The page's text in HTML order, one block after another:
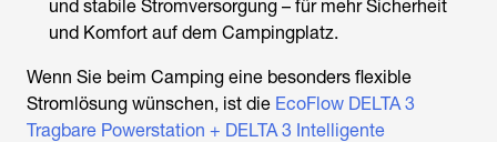
und stabile Stromversorgung – für mehr Sicherheit
und Komfort auf dem Campingplatz.
Wenn Sie beim Camping eine besonders flexible
Stromlösung wünschen, ist die EcoFlow DELTA 3
Tragbare Powerstation + DELTA 3 Intelligente